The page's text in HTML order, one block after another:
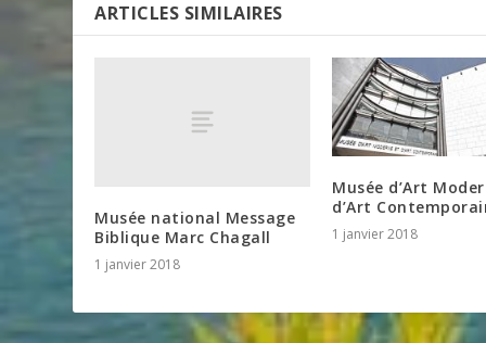
ARTICLES SIMILAIRES
Musée national Message
Biblique Marc Chagall
1 janvier 2018
Musée d’Art
d’Art
1 janvier 2018